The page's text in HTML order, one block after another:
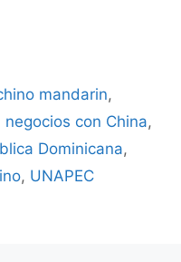
mandarin,
negocios con China,
Dominicana,
, UNAPEC